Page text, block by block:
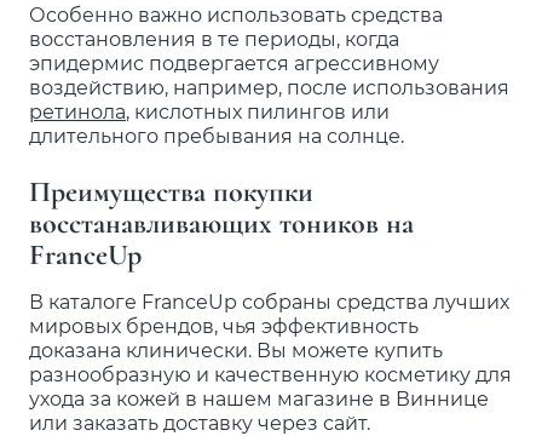
Особенно важно использовать средства
восстановления в те периоды, когда
эпидермис подвергается агрессивному
воздействию, например, после использования
ретинола, кислотных пилингов или
длительного пребывания на солнце.
Преимущества покупки
восстанавливающих тоников на
FranceUp
В каталоге FranceUp собраны средства лучших
мировых брендов, чья эффективность
доказана клинически. Вы можете купить
разнообразную и качественную косметику для
ухода за кожей в нашем магазине в Виннице
или заказать доставку через сайт.